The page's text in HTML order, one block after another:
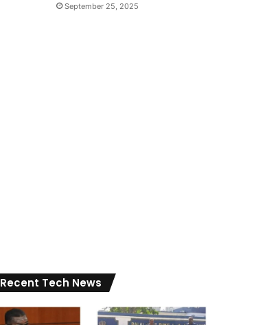
September 25, 2025
Recent Tech News